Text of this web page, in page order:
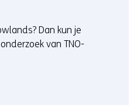
Dan kun je
van TNO-